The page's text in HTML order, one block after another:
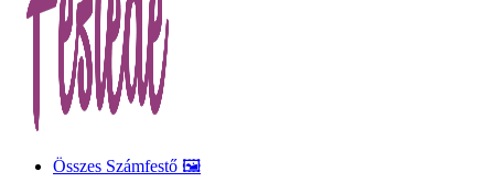
Összes Számfestő 🖼️